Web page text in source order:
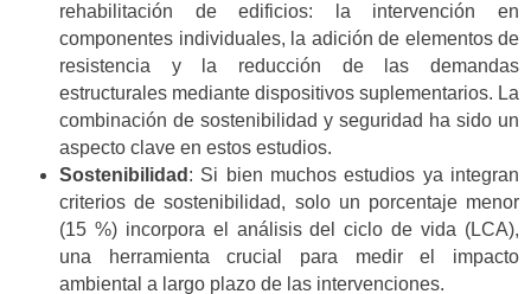
rehabilitación de edificios: la intervención en
componentes individuales, la adición de elementos de
resistencia y la reducción de las demandas
estructurales mediante dispositivos suplementarios. La
combinación de sostenibilidad y seguridad ha sido un
aspecto clave en estos estudios.
Sostenibilidad : Si bien muchos estudios ya integran
criterios de sostenibilidad, solo un porcentaje menor
(15 %) incorpora el análisis del ciclo de vida (LCA),
una herramienta crucial para medir el impacto
ambiental a largo plazo de las intervenciones.